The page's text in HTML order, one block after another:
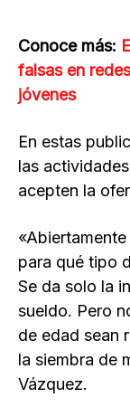
Conoce más:
falsas en
jóvenes
En estas
las
acepten la
para qué tipo
Se da solo la
sueldo. Pero
de edad sean
la siembra de
Vázquez.